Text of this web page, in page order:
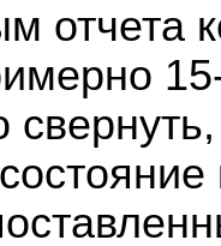
отчета